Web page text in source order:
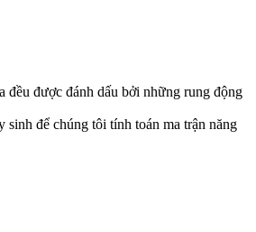
đều được đánh dấu bởi những rung động
sinh để chúng tôi tính toán ma trận năng